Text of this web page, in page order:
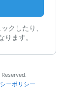
クしたり、
ます。
ーポリシー